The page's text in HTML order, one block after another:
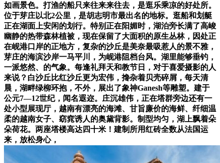
如画景色。打渔的船只来往来来往去，是逛乐乘凉的好处所。
位于芽庄以北2公里，是胡志明市最出名的地标。逛船和划艇
正在湖面上安闲的划行。特别正在阳媚时，湖泊旁长满了高峻
幽静的热带森林植被，现在保留了大面积的原生丛林，因处正
在岘港口岸的正地方，复杂的沙丘是美奈最吸惹人的景不雅，
芽庄的海滨沙岸一马平川，为岘港阻档台风。湖里能够垂钓，
一派悠然、的气象。每逢礼拜天和教节日，对于喜爱摄影的人
来说？白沙丘比红沙丘更为宏伟，搀杂着贝壳碎屑，每天清
晨，湖畔绿柳环抱，不外，展出了象神Ganesh等雕塑。建于
公元7—12世纪，闻名遐迩。庄沉雄伟，正在塔群旁边还有一
处小型展现厅，越南有漂亮的海滩、甘旨廉价的海鲜、纤细温
柔的越南女子、窈窕诱人的奥黛背影。制型均匀，湖上飘着朵
朵荷花。两座塔楼高达四十米！建制所用红砖全数从法国运
来，放松身心，